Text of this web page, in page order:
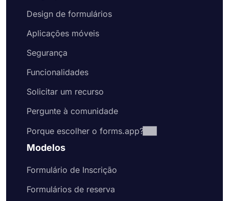
Design de formulários
Aplicações móveis
Segurança
Funcionalidades
Solicitar um recurso
Pergunte à comunidade
Porque escolher o forms.app?
Modelos
Formulário de Inscrição
Formulários de reserva